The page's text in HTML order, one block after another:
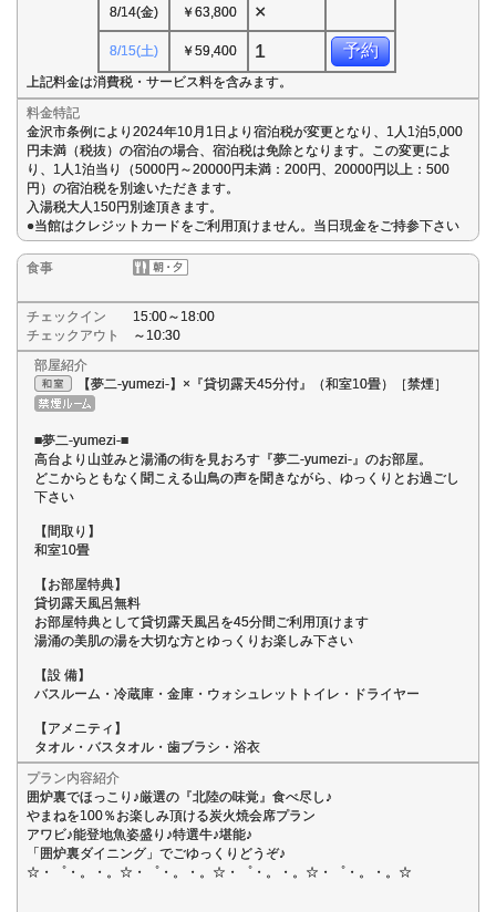
8/14(金) ￥63,800 ×
8/15(土) ￥59,400 1 予約
上記料金は消費税・サービス料を含みます。
料金特記
金沢市条例により2024年10月1日より宿泊税が変更となり、1人1泊5,000
円未満（税抜）の宿泊の場合、宿泊税は免除となります。この変更によ
り、1人1泊当り（5000円～20000円未満：200円、20000円以上：500
円）の宿泊税を別途いただきます。
入湯税大人150円別途頂きます。
●当館はクレジットカードをご利用頂けません。当日現金をご持参下さい
食事
チェックイン
15:00～18:00
チェックアウト
～10:30
部屋紹介
【夢二-yumezi-】×『貸切露天45分付』（和室10畳）［禁煙］
■夢二-yumezi-■
高台より山並みと湯涌の街を見おろす『夢二-yumezi-』のお部屋。
どこからともなく聞こえる山鳥の声を聞きながら、ゆっくりとお過ごし
下さい
【間取り】
和室10畳
【お部屋特典】
貸切露天風呂無料
お部屋特典として貸切露天風呂を45分間ご利用頂けます
湯涌の美肌の湯を大切な方とゆっくりお楽しみ下さい
【設 備】
バスルーム・冷蔵庫・金庫・ウォシュレットトイレ・ドライヤー
【アメニティ】
タオル・バスタオル・歯ブラシ・浴衣
プラン内容紹介
囲炉裏でほっこり♪厳選の『北陸の味覚』食べ尽し♪
やまねを100％お楽しみ頂ける炭火焼会席プラン
アワビ♪能登地魚姿盛り♪特選牛♪堪能♪
「囲炉裏ダイニング」でごゆっくりどうぞ♪
☆・゜・。・。☆・゜・。・。☆・゜・。・。☆・゜・。・。☆